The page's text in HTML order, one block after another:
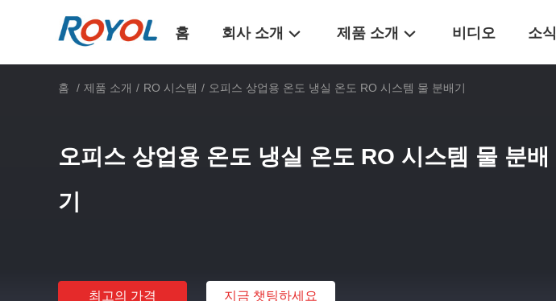
홈 회사 소개 제품 소개 비디오 소식
홈 / 제품 소개 / RO 시스템 / 오피스 상업용 온도 냉실 온도 RO 시스템 물 분배기
오피스 상업용 온도 냉실 온도 RO 시스템 물 분배
기
최고의 가격 지금 챗팅하세요